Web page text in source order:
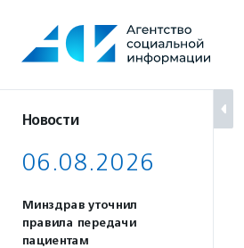
содержанию
Новости
06.08.2026
Минздрав уточнил
правила передачи
пациентам